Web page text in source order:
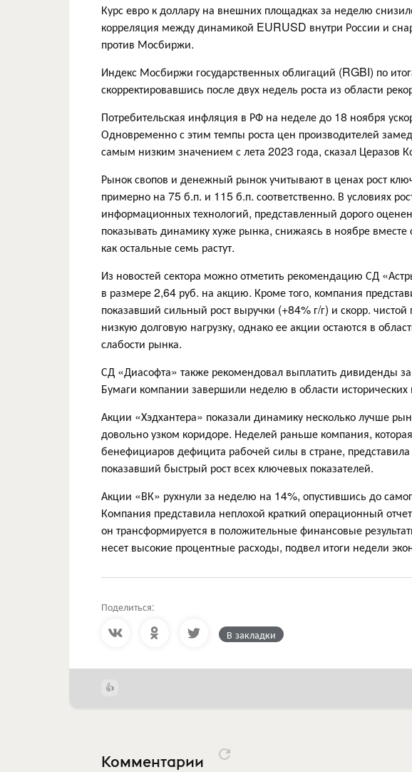
Курс евро к доллару на внешних площадках за неделю
корреляция между динамикой EURUSD внутри России и
против Мосбиржи.
Индекс Мосбиржи государственных облигаций (RGBI) по
скорректировавшись после двух недель роста из области
Потребительская инфляция в РФ на неделе до 18 ноября
Одновременно с этим темпы роста цен производителей
самым низким значением с лета 2023 года, сказал Церазов
Рынок свопов и денежный рынок учитывают в ценах рост
примерно на 75 б.п. и 115 б.п. соответственно. В условиях
информационных технологий, представленный дорого
показывать динамику хуже рынка, снижаясь в ноябре
как остальные семь растут.
Из новостей сектора можно отметить рекомендацию СД
в размере 2,64 руб. на акцию. Кроме того, компания
показавший сильный рост выручки (+84% г/г) и скорр.
низкую долговую нагрузку, однако ее акции остаются в
слабости рынка.
СД «Диасофта» также рекомендовал выплатить дивиденды
Бумаги компании завершили неделю в области
Акции «Хэдхантера» показали динамику несколько лучше
довольно узком коридоре. Неделей раньше компания,
бенефициаров дефицита рабочей силы в стране,
показавший быстрый рост всех ключевых показателей.
Акции «ВК» рухнули за неделю на 14%, опустившись до
Компания представила неплохой краткий операционный
он трансформируется в положительные финансовые
несет высокие процентные расходы, подвел итоги недели
Поделиться:
В закладки
Комментарии